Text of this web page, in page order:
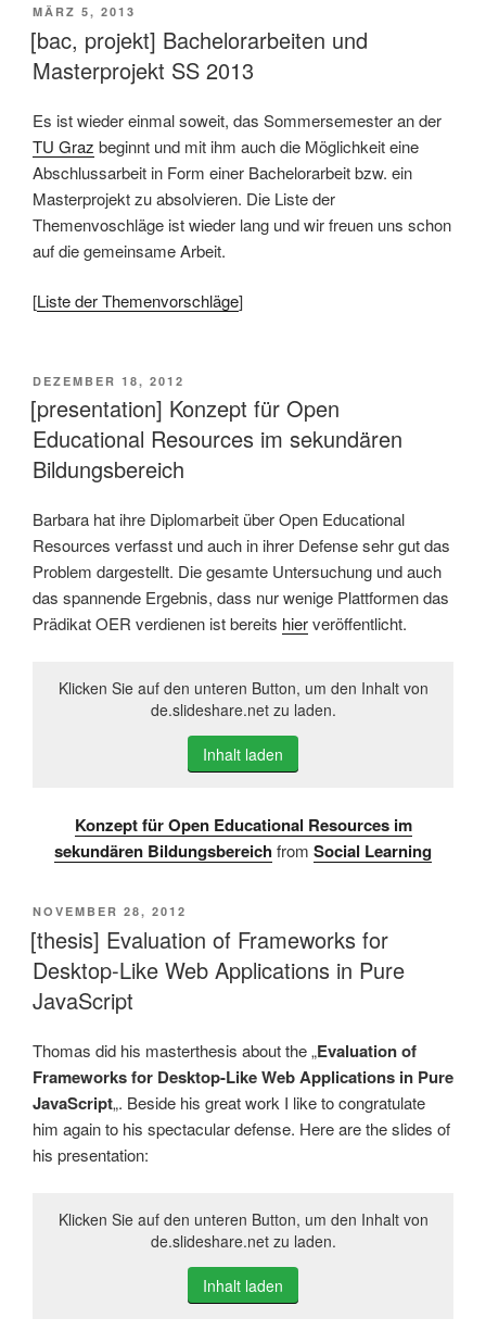
VERÖFFENTLICHT
AM
MÄRZ 5, 2013
[bac, projekt] Bachelorarbeiten und
Masterprojekt SS 2013
Es ist wieder einmal soweit, das Sommersemester an der
TU Graz beginnt und mit ihm auch die Möglichkeit eine
Abschlussarbeit in Form einer Bachelorarbeit bzw. ein
Masterprojekt zu absolvieren. Die Liste der
Themenvoschläge ist wieder lang und wir freuen uns schon
auf die gemeinsame Arbeit.
[Liste der Themenvorschläge]
VERÖFFENTLICHT
AM
DEZEMBER 18, 2012
[presentation] Konzept für Open
Educational Resources im sekundären
Bildungsbereich
Barbara hat ihre Diplomarbeit über Open Educational
Resources verfasst und auch in ihrer Defense sehr gut das
Problem dargestellt. Die gesamte Untersuchung und auch
das spannende Ergebnis, dass nur wenige Plattformen das
Prädikat OER verdienen ist bereits hierveröffentlicht.
Klicken Sie auf den unteren Button, um den Inhalt von
de.slideshare.net zu laden.
Inhalt laden
Konzept für Open Educational Resources im
sekundären Bildungsbereichfrom Social Learning
VERÖFFENTLICHT
AM
NOVEMBER 28, 2012
[thesis] Evaluation of Frameworks for
Desktop-Like Web Applications in Pure
JavaScript
Thomas did his masterthesis about the „Evaluation of
Frameworks for Desktop-Like Web Applications in Pure
JavaScript„. Beside his great work I like to congratulate
him again to his spectacular defense. Here are the slides of
his presentation:
Klicken Sie auf den unteren Button, um den Inhalt von
de.slideshare.net zu laden.
Inhalt laden